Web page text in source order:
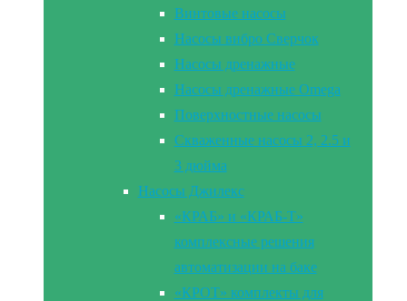
Винтовые насосы
Насосы вибро Сверчок
Насосы дренажные
Насосы дренажные Omega
Поверхностные насосы
Скваженные насосы 2, 2.5 и
3 дюйма
Насосы Джилекс
«КРАБ» и «КРАБ-Т»
комплексные решения
автоматизации на баке
«КРОТ» комплекты для